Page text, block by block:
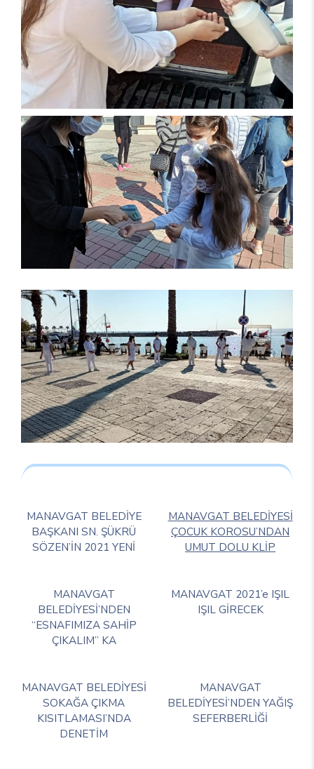
MANAVGAT BELEDİYE
BAŞKANI SN. ŞÜKRÜ
SÖZEN’İN 2021 YENİ
MANAVGAT BELEDİYESİ
ÇOCUK KOROSU’NDAN
UMUT DOLU KLİP
MANAVGAT
BELEDİYESİ’NDEN
“ESNAFIMIZA SAHİP
ÇIKALIM” KA
MANAVGAT 2021’e IŞIL
IŞIL GİRECEK
MANAVGAT BELEDİYESİ
SOKAĞA ÇIKMA
KISITLAMASI’NDA
DENETİM
MANAVGAT
BELEDİYESİ’NDEN YAĞIŞ
SEFERBERLİĞİ